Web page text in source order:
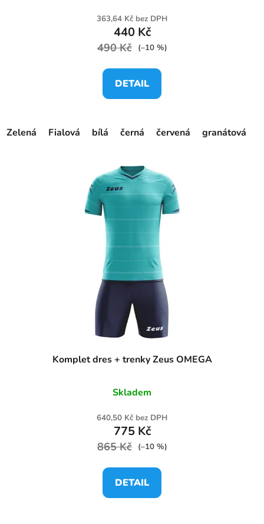
363,64 Kč bez DPH
440 Kč
490 Kč (–10 %)
DETAIL
Zelená Fialová bílá černá červená granátová
Komplet dres + trenky Zeus OMEGA
Skladem
640,50 Kč bez DPH
775 Kč
865 Kč (–10 %)
DETAIL